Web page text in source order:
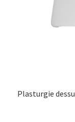
Plasturgie